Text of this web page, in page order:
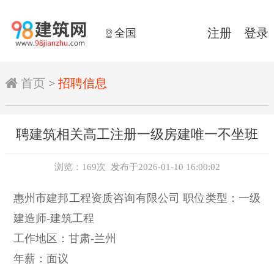
全国 注册 登录
 首页 > 招聘信息
聘建筑相关高工注册一级房建唯一不坐班
浏览：169次 发布于2026-01-10 16:00:02
惠州市建邦工程资质咨询有限公司职位类型：一级
建造师-建筑工程
工作地区：甘肃-兰州
年薪：面议